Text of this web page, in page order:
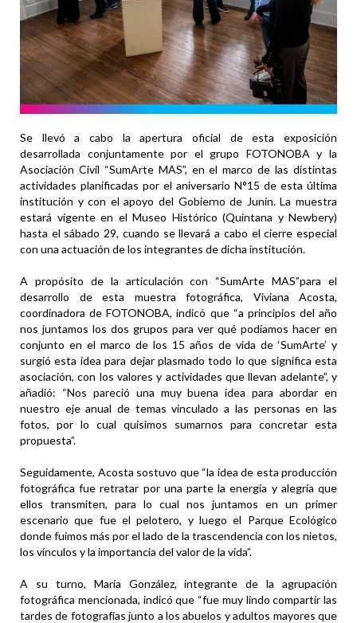
Se llevó a cabo la apertura oficial de esta exposición
desarrollada conjuntamente por el grupo FOTONOBA y la
Asociación Civil “SumArte MAS”, en el marco de las distintas
actividades planificadas por el aniversario N°15 de esta última
institución y con el apoyo del Gobierno de Junín. La muestra
estará vigente en el Museo Histórico (Quintana y Newbery)
hasta el sábado 29, cuando se llevará a cabo el cierre especial
con una actuación de los integrantes de dicha institución.
A propósito de la articulación con “SumArte MAS”para el
desarrollo de esta muestra fotográfica, Viviana Acosta,
coordinadora de FOTONOBA, indicó que “a principios del año
nos juntamos los dos grupos para ver qué podíamos hacer en
conjunto en el marco de los 15 años de vida de ‘SumArte’ y
surgió esta idea para dejar plasmado todo lo que significa esta
asociación, con los valores y actividades que llevan adelante”, y
añadió: “Nos pareció una muy buena idea para abordar en
nuestro eje anual de temas vinculado a las personas en las
fotos, por lo cual quisimos sumarnos para concretar esta
propuesta”.
Seguidamente, Acosta sostuvo que “la idea de esta producción
fotográfica fue retratar por una parte la energía y alegría que
ellos transmiten, para lo cual nos juntamos en un primer
escenario que fue el pelotero, y luego el Parque Ecológico
donde fuimos más por el lado de la trascendencia con los nietos,
los vínculos y la importancia del valor de la vida”.
A su turno, María González, integrante de la agrupación
fotográfica mencionada, indicó que “fue muy lindo compartir las
tardes de fotografías junto a los abuelos y adultos mayores que